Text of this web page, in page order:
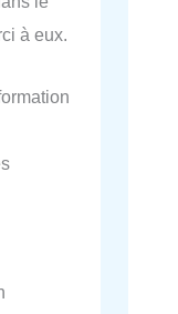
à eux.